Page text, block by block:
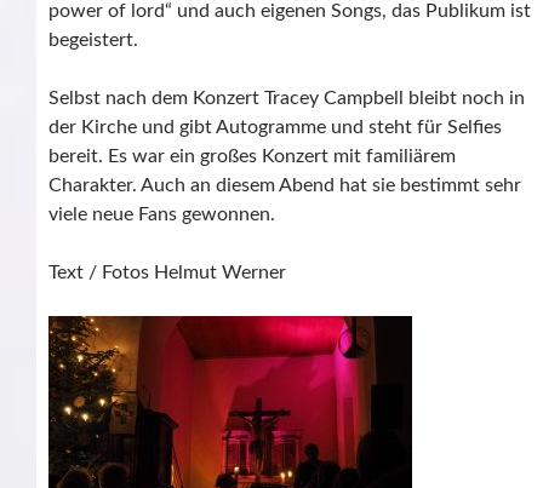
power of lord“ und auch eigenen Songs, das Publikum ist
begeistert.
Selbst nach dem Konzert Tracey Campbell bleibt noch in
der Kirche und gibt Autogramme und steht für Selfies
bereit. Es war ein großes Konzert mit familiärem
Charakter. Auch an diesem Abend hat sie bestimmt sehr
viele neue Fans gewonnen.
Text / Fotos Helmut Werner